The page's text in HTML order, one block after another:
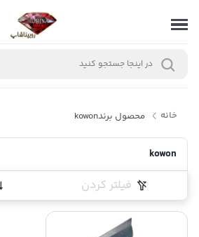
خانه محصول برندkowon
kowon
فیلتر کردن